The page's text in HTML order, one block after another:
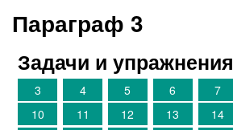
Параграф 3
Задачи и упражнения
3
4 5 6 7
10
11 12 13 14